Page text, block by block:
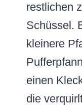
restlichen
Schüssel.
kleinere
einen
die